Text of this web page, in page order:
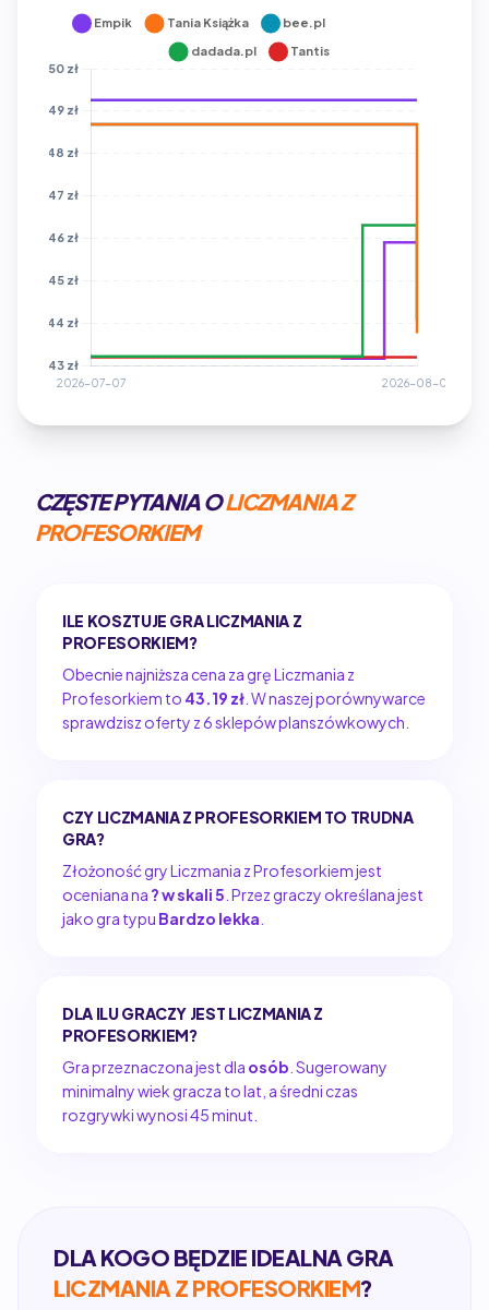
CZĘSTE PYTANIA OLICZMANIA Z
PROFESORKIEM
ILE KOSZTUJE GRA LICZMANIA Z
PROFESORKIEM?
Obecnie najniższa cena za grę Liczmania z
Profesorkiem to 43.19 zł . W naszej porównywarce
sprawdzisz oferty z 6 sklepów planszówkowych.
CZY LICZMANIA Z PROFESORKIEM TO TRUDNA
GRA?
Złożoność gry Liczmania z Profesorkiem jest
oceniana na ? w skali 5 . Przez graczy określana jest
jako gra typu Bardzo lekka
DLA ILU GRACZY JEST LICZMANIA Z
PROFESORKIEM?
Gra przeznaczona jest dla osób . Sugerowany
minimalny wiek gracza to lat, a średni czas
rozgrywki wynosi 45 minut.
DLA KOGO BĘDZIE IDEALNA GRA
LICZMANIA Z PROFESORKIEM?